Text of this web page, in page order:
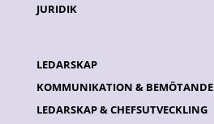
JURIDIK
LEDARSKAP
KOMMUNIKATION & BEMÖTANDE
LEDARSKAP & CHEFSUTVECKLING